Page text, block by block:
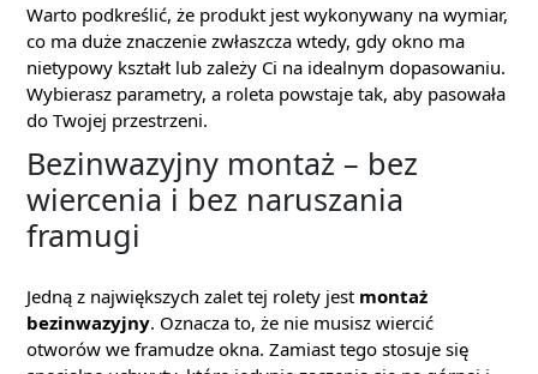
Warto podkreślić, że produkt jest wykonywany na wymiar,
co ma duże znaczenie zwłaszcza wtedy, gdy okno ma
nietypowy kształt lub zależy Ci na idealnym dopasowaniu.
Wybierasz parametry, a roleta powstaje tak, aby pasowała
do Twojej przestrzeni.
Bezinwazyjny montaż – bez
wiercenia i bez naruszania
framugi
Jedną z największych zalet tej rolety jest montaż
bezinwazyjny. Oznacza to, że nie musisz wiercić
otworów we framudze okna. Zamiast tego stosuje się